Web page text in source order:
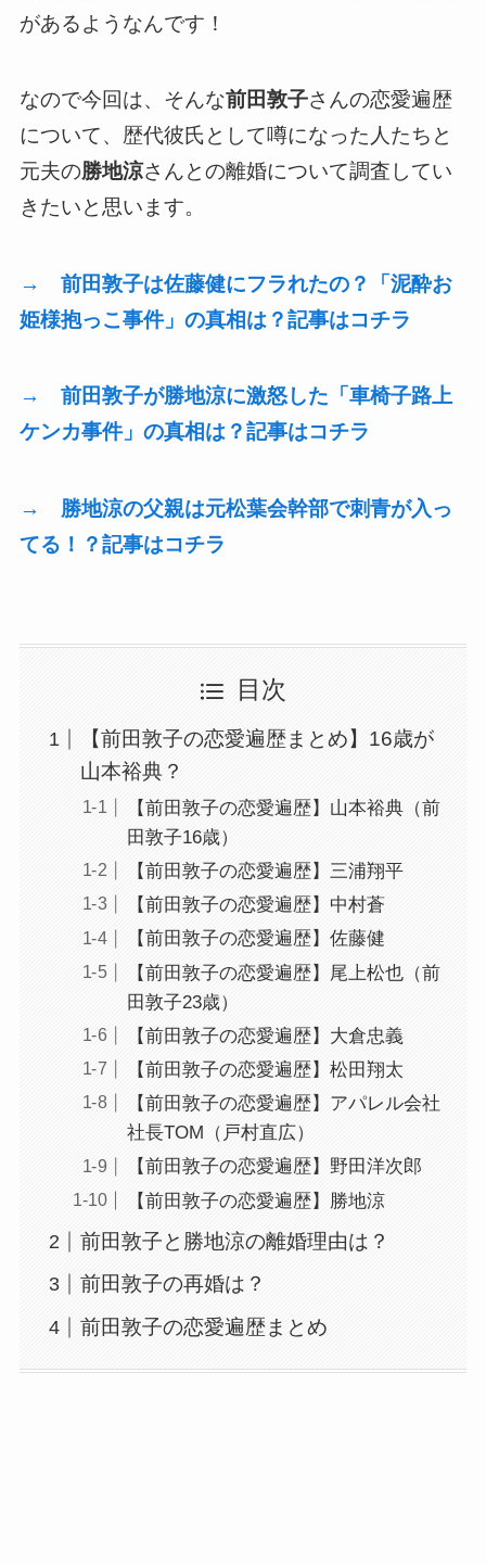
があるようなんです！
なので今回は、そんな前田敦子さんの恋愛遍歴
について、歴代彼氏として噂になった人たちと
元夫の勝地涼さんとの離婚について調査してい
きたいと思います。
→ 前田敦子は佐藤健にフラれたの？「泥酔お
姫様抱っこ事件」の真相は？記事はコチラ
→ 前田敦子が勝地涼に激怒した「車椅子路上
ケンカ事件」の真相は？記事はコチラ
→ 勝地涼の父親は元松葉会幹部で刺青が入っ
てる！？記事はコチラ
目次
【前田敦子の恋愛遍歴まとめ】16歳が
山本裕典？
【前田敦子の恋愛遍歴】山本裕典（前
田敦子16歳）
【前田敦子の恋愛遍歴】三浦翔平
【前田敦子の恋愛遍歴】中村蒼
【前田敦子の恋愛遍歴】佐藤健
【前田敦子の恋愛遍歴】尾上松也（前
田敦子23歳）
【前田敦子の恋愛遍歴】大倉忠義
【前田敦子の恋愛遍歴】松田翔太
【前田敦子の恋愛遍歴】アパレル会社
社長TOM（戸村直広）
【前田敦子の恋愛遍歴】野田洋次郎
【前田敦子の恋愛遍歴】勝地涼
前田敦子と勝地涼の離婚理由は？
前田敦子の再婚は？
前田敦子の恋愛遍歴まとめ